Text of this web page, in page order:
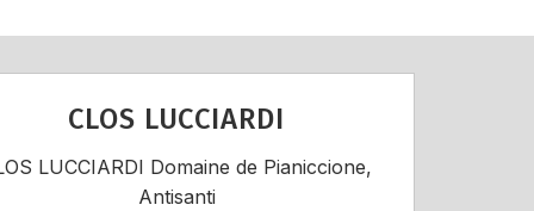
CLOS LUCCIARDI
LUCCIARDI Domaine de Pianiccione,
Antisanti